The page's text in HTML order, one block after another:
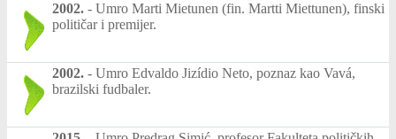
2002. - Umro Marti Mietunen (fin. Martti Miettunen), finski
političar i premijer.
2002. - Umro Edvaldo Jizídio Neto, poznaz kao Vavá,
brazilski fudbaler.